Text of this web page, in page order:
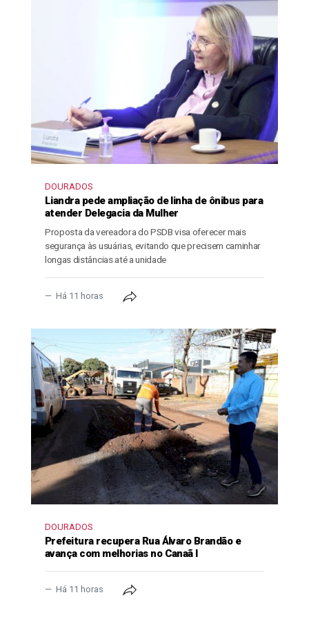
DOURADOS
Liandra pede ampliação de linha de ônibus para
atender Delegacia da Mulher
Proposta da vereadora do PSDB visa oferecer mais
segurança às usuárias, evitando que precisem caminhar
longas distâncias até a unidade
Há 11 horas
DOURADOS
Prefeitura recupera Rua Álvaro Brandão e
avança com melhorias no Canaã I
Há 11 horas